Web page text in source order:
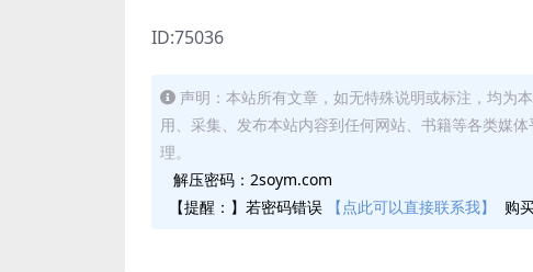
ID:75036
声明：本站所有文章，如无特殊说明或标注，均为
用、采集、发布本站内容到任何网站、书籍等各类媒
理。
解压密码：2soym.com
【提醒：】若密码错误
【点此可以直接联系我】 购